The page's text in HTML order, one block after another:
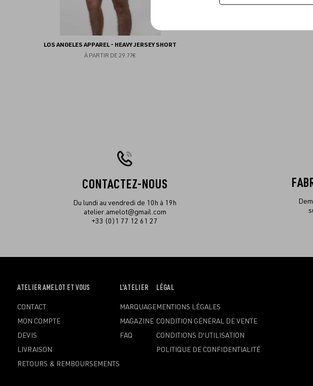
LOS ANGELES APPAREL - HEAVY JERSEY SHORT
À PARTIR DE 29.77€
CONTACTEZ-NOUS
Du lundi au vendredi de 10h à 19h
atelier.amelot@gmail.com
+33 (0)1 77 12 61 27
OUVRIR
MENU
ATELIER AMELOT ET VOUS
CONTACT
MON COMPTE
DEVIS
LIVRAISON
RETOURS & REMBOURSEMENTS
OUVRIR
MENU
L'ATELIER
MARQUAGE
MAGAZINE
FAQ
OUVRIR
MENU
LÉGAL
MENTIONS LÉGALES
CONDITION GÉNÉRAL DE VENTE
CONDITIONS D'UTILISATION
POLITIQUE DE CONFIDENTIALITÉ